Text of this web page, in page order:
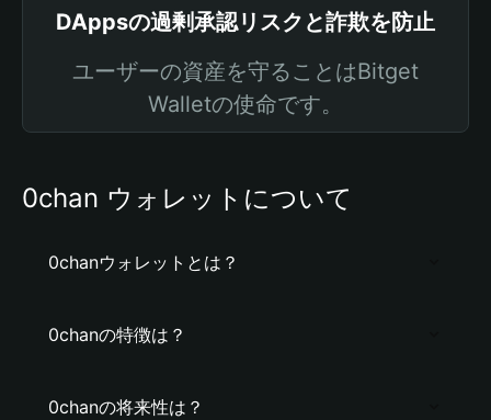
DAppsの過剰承認リスクと詐欺を防止
ユーザーの資産を守ることはBitget
Walletの使命です。
0chan ウォレットについて
0chanウォレットとは？
0chanの特徴は？
0chanの将来性は？